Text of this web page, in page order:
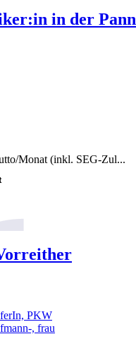
in der
Monat (inkl. SEG-Zul...
PKW
, frau